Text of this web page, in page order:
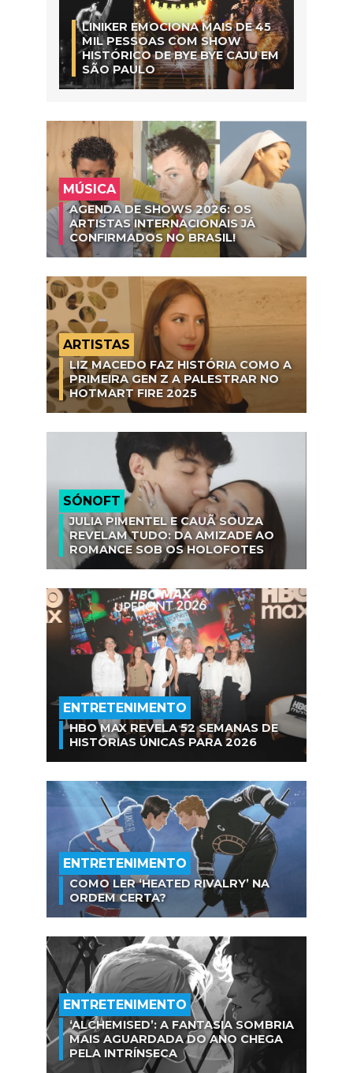
LINIKER EMOCIONA MAIS DE 45
MIL PESSOAS COM SHOW
HISTÓRICO DE BYE BYE CAJU EM
SÃO PAULO
MÚSICA
AGENDA DE SHOWS 2026: OS
ARTISTAS INTERNACIONAIS JÁ
CONFIRMADOS NO BRASIL!
ARTISTAS
LIZ MACEDO FAZ HISTÓRIA COMO A
PRIMEIRA GEN Z A PALESTRAR NO
HOTMART FIRE 2025
SÓNOFT
JULIA PIMENTEL E CAUÃ SOUZA
REVELAM TUDO: DA AMIZADE AO
ROMANCE SOB OS HOLOFOTES
ENTRETENIMENTO
HBO MAX REVELA 52 SEMANAS DE
HISTÓRIAS ÚNICAS PARA 2026
ENTRETENIMENTO
COMO LER ‘HEATED RIVALRY’ NA
ORDEM CERTA?
ENTRETENIMENTO
‘ALCHEMISED’: A FANTASIA SOMBRIA
MAIS AGUARDADA DO ANO CHEGA
PELA INTRÍNSECA